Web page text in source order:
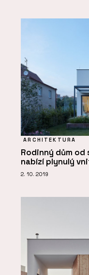
ARCHITEKTURA
Rodinný dům od
nabízí plynulý
2. 10. 2019